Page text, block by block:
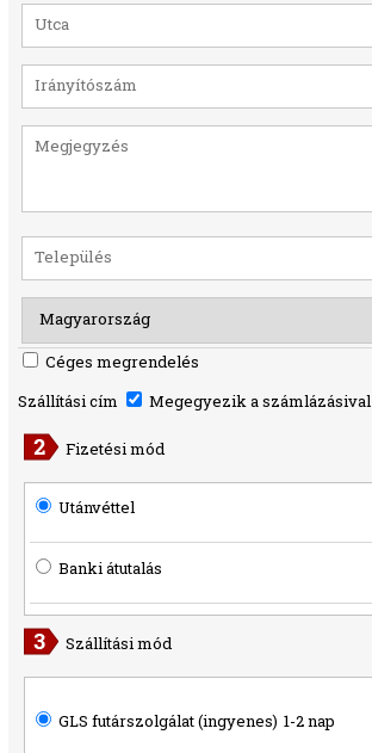
Céges megrendelés
Szállítási cím
Megegyezik a számlázásival
Fizetési mód
Utánvéttel
Banki átutalás
Szállítási mód
GLS futárszolgálat (ingyenes) 1-2 nap